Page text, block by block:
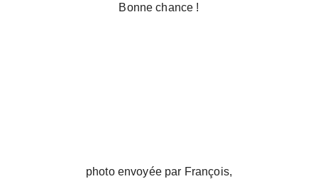
Bonne chance !
photo envoyée par François,